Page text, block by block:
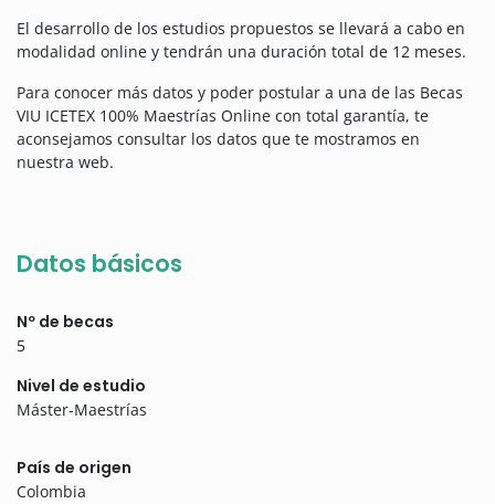
El desarrollo de los estudios propuestos se llevará a cabo en
modalidad online y tendrán una duración total de 12 meses.
Para conocer más datos y poder postular a una de las Becas
VIU ICETEX 100% Maestrías Online con total garantía, te
aconsejamos consultar los datos que te mostramos en
nuestra web.
Datos básicos
Nº de becas
5
Nivel de estudio
Máster-Maestrías
País de origen
Colombia